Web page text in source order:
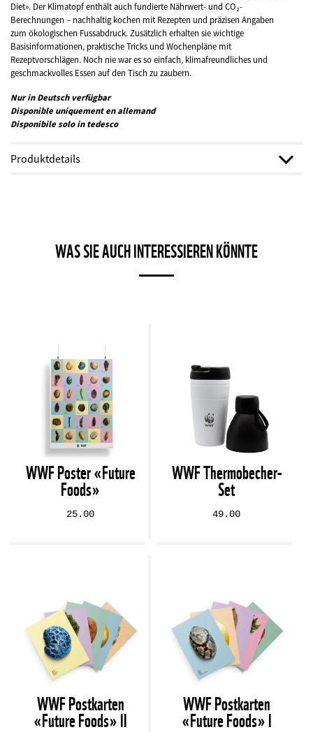
Diet». Der Klimatopf enthält auch fundierte Nährwert- und CO₂-
Berechnungen – nachhaltig kochen mit Rezepten und präzisen Angaben
zum ökologischen Fussabdruck. Zusätzlich erhalten sie wichtige
Basisinformationen, praktische Tricks und Wochenpläne mit
Rezeptvorschlägen. Noch nie war es so einfach, klimafreundliches und
geschmackvolles Essen auf den Tisch zu zaubern.
Nur in Deutsch verfügbar
Disponible uniquement en allemand
Disponibile solo in tedesco
Produktdetails
SchweizWAS SIE AUCH INTERESSIEREN KÖNNTE
WWF Poster «Future
Foods»
25.00
WWF Thermobecher-
Set
49.00
WWF Postkarten
«Future Foods» II
WWF Postkarten
«Future Foods» I